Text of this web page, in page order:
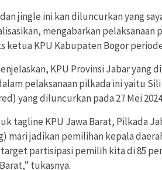
jingle ini kan diluncurkan yang
mengabarkan pelaksanaan
ketua KPU Kabupaten Bogor periode
KPU Provinsi Jabar
pelaksanaan pilkada ini yaitu
yang diluncurkan pada 27 Mei
tagline KPU Jawa Barat, Pilkada
mari jadikan pemilihan kepala
partisipasi pemilih kita di 85
tukasnya.